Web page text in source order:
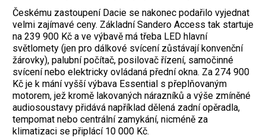
Českému zastoupení Dacie se nakonec podařilo vyjednat
velmi zajímavé ceny. Základní Sandero Access tak startuje
na 239 900 Kč a ve výbavě má třeba LED hlavní
světlomety (jen pro dálkové svícení zůstávají konvenční
žárovky), palubní počítač, posilovač řízení, samočinné
svícení nebo elektricky ovládaná přední okna. Za 274 900
Kč je k mání vyšší výbava Essential s přeplňovaným
motorem, jež kromě lakovaných nárazníků a výše zmíněné
audiosoustavy přidává například dělená zadní opěradla,
tempomat nebo centrální zamykání, nicméně za
klimatizaci se připlácí 10 000 Kč.